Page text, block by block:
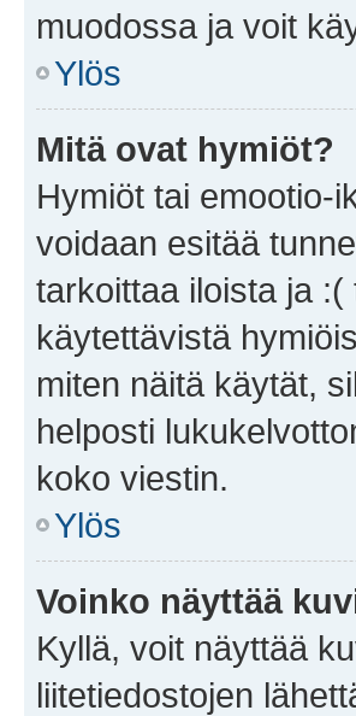
muodossa ja voit
Ylös
Mitä ovat hymiöt?
Hymiöt tai emootio-
voidaan esitää
tarkoittaa iloista ja
käytettävistä
miten näitä käytät,
helposti
koko viestin.
Ylös
Voinko näyttää
Kyllä, voit näyttää
liitetiedostojen